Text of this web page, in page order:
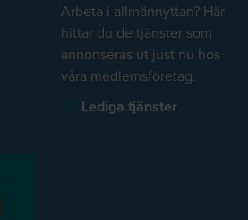
Arbeta i allmännyttan? Här
hittar du de tjänster som
annonseras ut just nu hos
våra medlemsföretag.
Lediga tjänster